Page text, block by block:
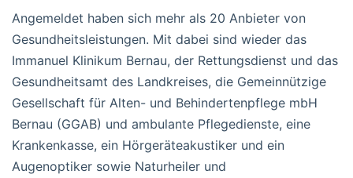
Angemeldet haben sich mehr als 20 Anbieter von
Gesundheitsleistungen. Mit dabei sind wieder das
Immanuel Klinikum Bernau, der Rettungsdienst und das
Gesundheitsamt des Landkreises, die Gemeinnützige
Gesellschaft für Alten- und Behindertenpflege mbH
Bernau (GGAB) und ambulante Pflegedienste, eine
Krankenkasse, ein Hörgeräteakustiker und ein
Augenoptiker sowie Naturheiler und